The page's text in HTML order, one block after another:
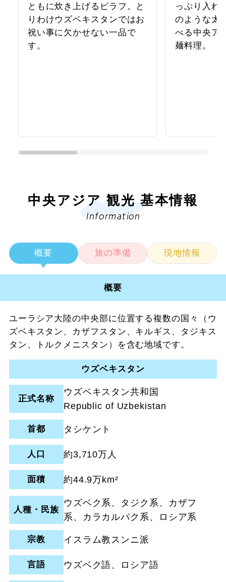
ともに炊き上げるピラフ。と
りわけウズベキスタンではお
祝い事に欠かせない一品で
す。
っぷり入れ
のような太
べる中央ア
麺料理。
中央アジア 観光 基本情報
Information
概要 旅の準備 現地情報
概要
ユーラシア大陸の中央部に位置する複数の国々（ウ
ズベキスタン、カザフスタン、キルギス、タジキス
タン、トルクメニスタン）を含む地域です。
ウズベキスタン
正式名称
ウズベキスタン共和国
Republic of Uzbekistan
首都 タシケント
人口 約3,710万人
面積 約44.9万km²
人種・民族
ウズベク系、タジク系、カザフ
系、カラカルパク系、ロシア系
宗教 イスラム教スンニ派
言語 ウズベク語、ロシア語